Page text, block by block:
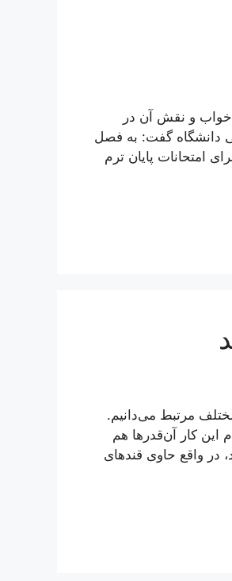
و نقش آن در
دانشگاه گفت: به فصل
امتحانات پایان ترم
مرتبط می‌دانیم.
این کار آن‌قدر‌ها هم
در واقع حاوی قند‌های